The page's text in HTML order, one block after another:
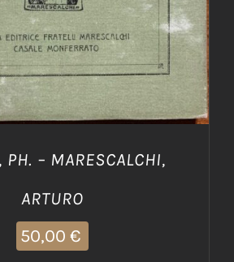
PH. – MARESCALCHI,
ARTURO
50,00 €